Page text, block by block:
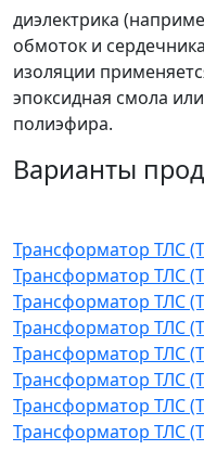
диэлектрика
обмоток и
изоляции
эпоксидная смола
полиэфира.
Варианты
Трансформатор ТЛС
Трансформатор ТЛС
Трансформатор ТЛС
Трансформатор ТЛС
Трансформатор ТЛС
Трансформатор ТЛС
Трансформатор ТЛС
Трансформатор ТЛС